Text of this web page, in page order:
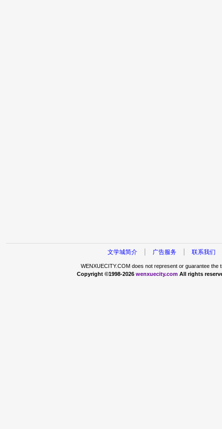
文学城简介 广告服务 联系我们
WENXUECITY.COM does not represent or guarantee
Copyright ©1998-2026 wenxuecity.comAll rights